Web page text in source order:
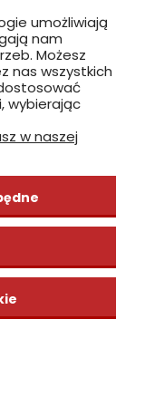
jak dojechać
umożliwiają
nam
Możesz
nas wszystkich
wybierając
w naszej